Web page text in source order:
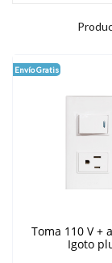
Envío Gratis
Toma 110 V +
Igoto